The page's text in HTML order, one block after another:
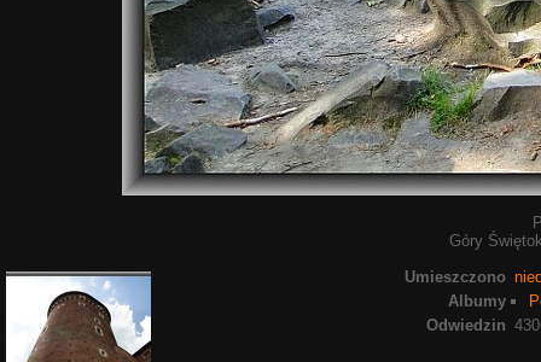
Góry
Umieszczono
Albumy
Odwiedzin